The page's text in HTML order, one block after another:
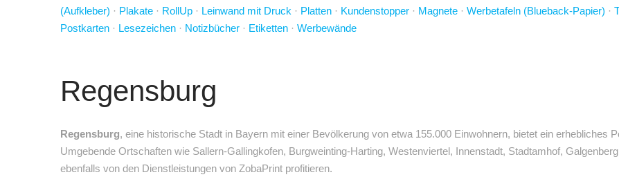
(Aufkleber) · Plakate · RollUp · Leinwand mit Druck · Platten · Kundenstopper · Magnete · Werbetafeln (Blueback-Papier) ·
Postkarten · Lesezeichen · Notizbücher · Etiketten · Werbewände
Regensburg
Regensburg, eine historische Stadt in Bayern mit einer Bevölkerung von etwa 155.000 Einwohnern, bietet ein erhebliches
Umgebende Ortschaften wie Sallern-Gallingkofen, Burgweinting-Harting, Westenviertel, Innenstadt, Stadtamhof,
ebenfalls von den Dienstleistungen von ZobaPrint profitieren.